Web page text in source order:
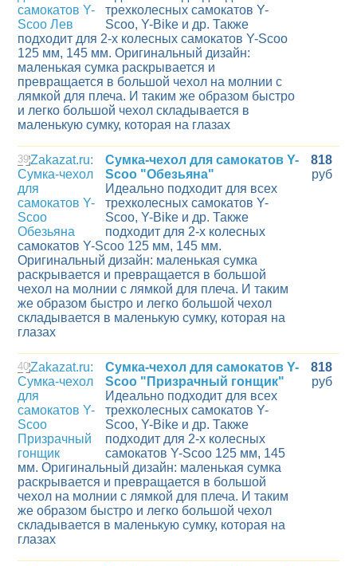
трехколесных самокатов Y-
Scoo, Y-Bike и др. Также
подходит для 2-х колесных самокатов Y-Scoo
125 мм, 145 мм. Оригинальный дизайн:
маленькая сумка раскрывается и
превращается в большой чехол на молнии с
лямкой для плеча. И таким же образом быстро
и легко большой чехол складывается в
маленькую сумку, которая на глазах
39
Сумка-чехол для самокатов Y-
Scoo "Обезьяна"
Идеально подходит для всех
трехколесных самокатов Y-
Scoo, Y-Bike и др. Также
подходит для 2-х колесных
самокатов Y-Scoo 125 мм, 145 мм.
Оригинальный дизайн: маленькая сумка
раскрывается и превращается в большой
чехол на молнии с лямкой для плеча. И таким
же образом быстро и легко большой чехол
складывается в маленькую сумку, которая на
глазах
818
руб
40
Сумка-чехол для самокатов Y-
Scoo "Призрачный гонщик"
Идеально подходит для всех
трехколесных самокатов Y-
Scoo, Y-Bike и др. Также
подходит для 2-х колесных
самокатов Y-Scoo 125 мм, 145
мм. Оригинальный дизайн: маленькая сумка
раскрывается и превращается в большой
чехол на молнии с лямкой для плеча. И таким
же образом быстро и легко большой чехол
складывается в маленькую сумку, которая на
глазах
818
руб